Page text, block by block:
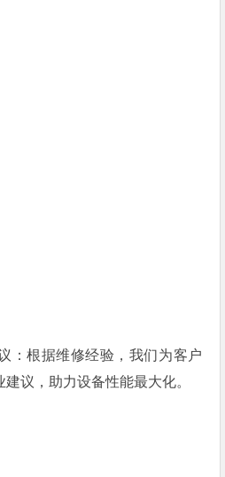
：根据维修经验，我们为客户
议，助力设备性能最大化。